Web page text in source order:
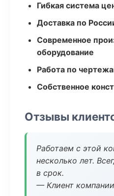
Гибкая система
Доставка по
Современное
оборудование
Работа по
Собственное
Отзывы
Работаем с этой
несколько лет.
в срок.
— Клиент компании